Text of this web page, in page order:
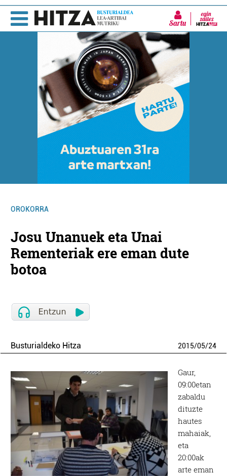
Sartu
OROKORRA
Josu Unanuek eta Unai
Rementeriak ere eman dute
botoa
Busturialdeko Hitza 2015/05/24
Gaur,
09:00etan
zabaldu
dituzte
hautes
mahaiak,
eta
20:00ak
arte eman